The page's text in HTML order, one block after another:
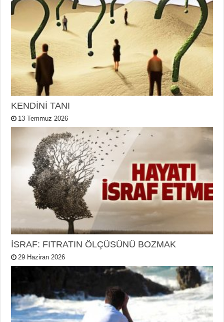
KENDİNİ TANI
13 Temmuz 2026
İSRAF: FITRATIN ÖLÇÜSÜNÜ BOZMAK
29 Haziran 2026